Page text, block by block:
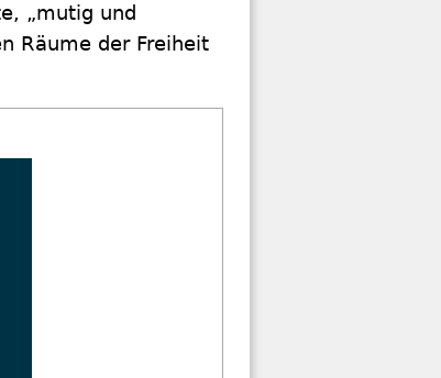
„mutig und
Räume der Freiheit